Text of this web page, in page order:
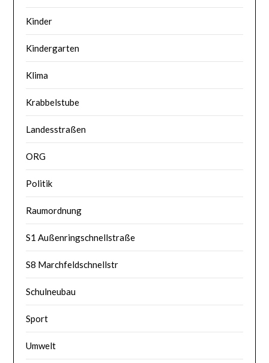
Kinder
Kindergarten
Klima
Krabbelstube
Landesstraßen
ORG
Politik
Raumordnung
S1 Außenringschnellstraße
S8 Marchfeldschnellstr
Schulneubau
Sport
Umwelt